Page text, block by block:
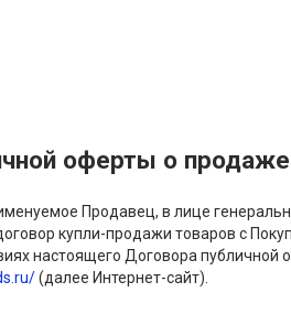
оферты о
Продавец, в лице
купли-продажи товаров с
настоящего Договора
(далее Интернет-сайт).